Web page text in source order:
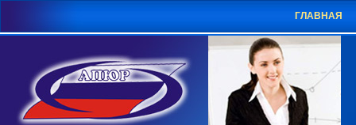
ГЛАВНАЯ